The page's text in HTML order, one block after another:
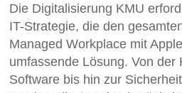
Die Digitalisierung KMU
IT-Strategie, die den
Managed Workplace mit
umfassende Lösung. Von der
Software bis hin zur